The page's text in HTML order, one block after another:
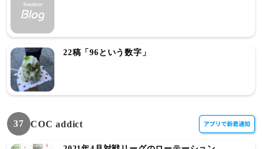
22稿「96という数字」
37 COC addict